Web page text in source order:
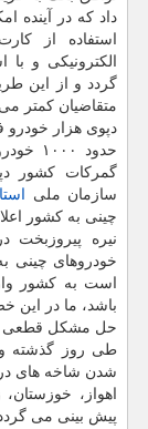
داد كه در آینده
استفاده از
الكترونیكی و
گردد و از این
متقاضیان كمتر
دپوی هزار خودرو
حدود ۱۰۰۰ خودرو به دلیل فقدان فاكتورهای
گمركات كشور
سازمان ملی
چینی به كشور
نیره پیروزبخت
خودروهای چینی
است به كشور وارد
باشد، ما در این
حل مشكل قطعی
طی روز گذشته و
شدن شاخه های
اهواز،
پیش بینی می